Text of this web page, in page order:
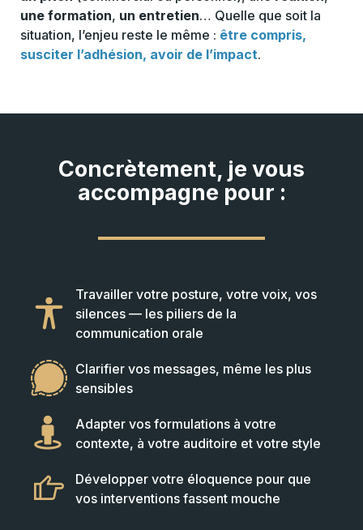
une formation, un entretien… Quelle que soit la
situation, l’enjeu reste le même : être compris,
susciter l’adhésion, avoir de l’impact.
Concrètement, je vous
accompagne pour :
Travailler votre posture, votre voix, vos
silences — les piliers de la
communication orale
Clarifier vos messages, même les plus
sensibles
Adapter vos formulations à votre
contexte, à votre auditoire et votre style
Développer votre éloquence pour que
vos interventions fassent mouche